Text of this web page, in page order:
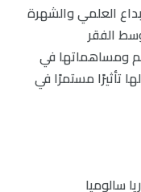
العلمي والشهرة
الفقر
ومساهماتها في
تأثيرًا مستمرًا في
سالوميا